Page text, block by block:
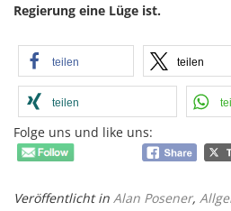
Regierung eine Lüge ist.
teilen teilen
teilen
Folge uns und like uns:
Veröffentlicht in Alan Posener,